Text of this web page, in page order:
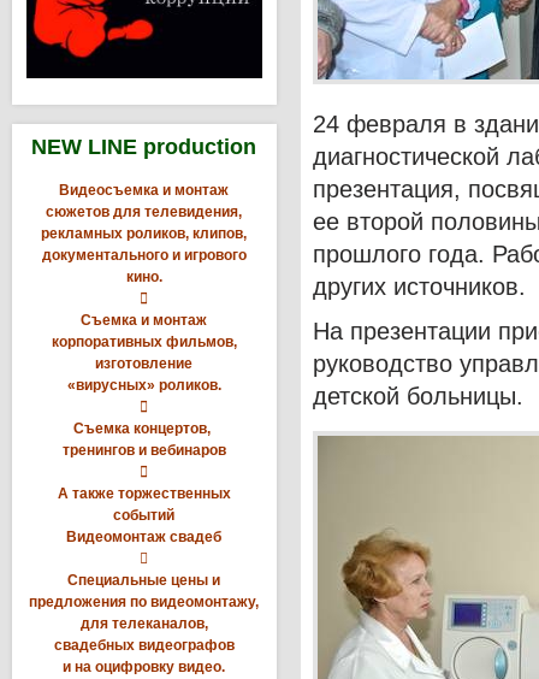
NEW LINE production
Видеосъемка и монтаж
сюжетов для телевидения,
рекламных роликов, клипов,
документального и игрового
кино.

Съемка и монтаж
корпоративных фильмов,
изготовление
«вирусных» роликов.

Съемка концертов,
тренингов и вебинаров

А также торжественных
событий
Видеомонтаж свадеб

Специальные цены и
предложения по видеомонтажу,
для телеканалов,
свадебных видеографов
и на оцифровку видео.
24 февраля в
диагностической
презентация,
ее второй
прошлого года.
других источников.
На презентации
руководство
детской больницы.